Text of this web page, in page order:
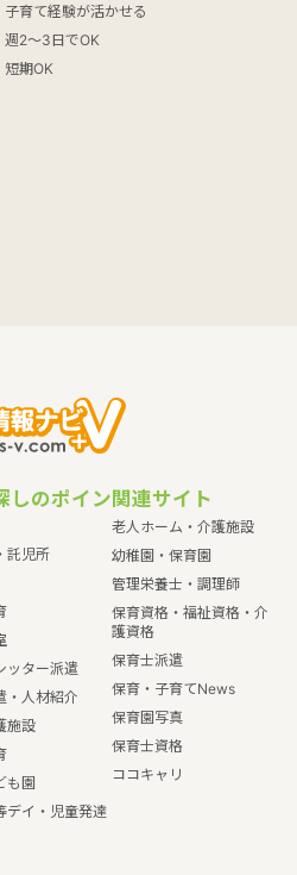
子育て経験が活かせる
週2～3日でOK
短期OK
しのポイン
託児所
ッター派遣
・人材紹介
施設
も園
デイ・児童発達
関連サイト
老人ホーム・介護施設
幼稚園・保育園
管理栄養士・調理師
保育資格・福祉資格・介
護資格
保育士派遣
保育・子育てNews
保育園写真
保育士資格
ココキャリ